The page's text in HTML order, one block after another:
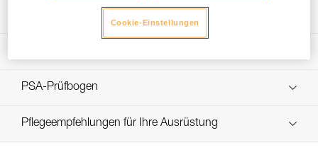
verif-EPI-longe-corde-non-reglable-procedure-DE
PSA-Prüfbogen
verif-EPI-longe-corde-non-reglable-suivi-DE
Pflegeempfehlungen für Ihre Ausrüstung
Cookie-Einstellungen